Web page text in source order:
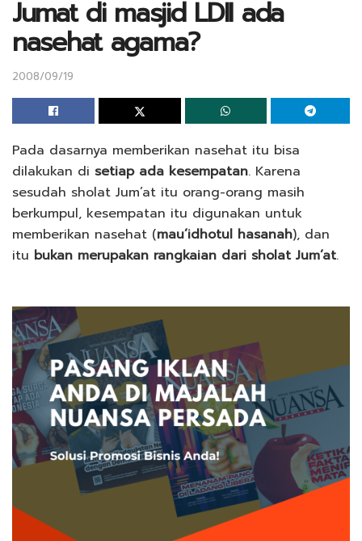
Jumat di masjid LDII ada
nasehat agama?
2008/09/19
Pada dasarnya memberikan nasehat itu bisa
dilakukan di setiap ada kesempatan. Karena
sesudah sholat Jum’at itu orang-orang masih
berkumpul, kesempatan itu digunakan untuk
memberikan nasehat (mau’idhotul hasanah), dan
itu bukan merupakan rangkaian dari sholat Jum’at.